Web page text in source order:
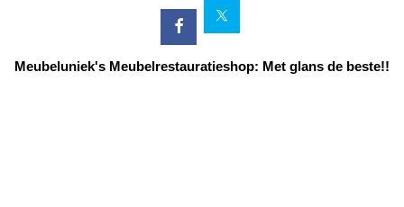
Meubeluniek's Meubelrestauratieshop: Met glans de beste!!